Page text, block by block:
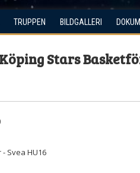
TRUPPEN BILDGALLERI
Stars
Svea HU16